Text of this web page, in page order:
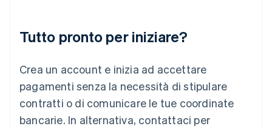
Tutto pronto per iniziare?
Crea un account e inizia ad accettare
pagamenti senza la necessità di stipulare
contratti o di comunicare le tue coordinate
bancarie. In alternativa, contattaci per
Lituania
Lussemburgo
Deutsch English
Malaysia
English 简体中文
Malta